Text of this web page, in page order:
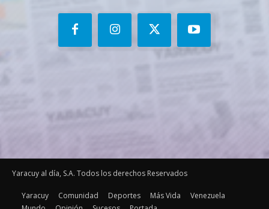
Yaracuy al día, S.A. Todos los derechos Reservados
Yaracuy Comunidad Deportes Más Vida
Venezuela